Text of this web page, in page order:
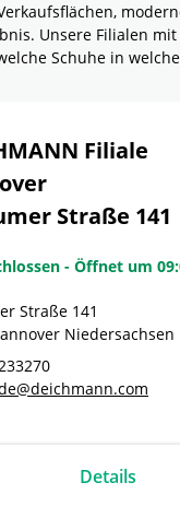
Unsere Filialen
Schuhe in
Filiale
Straße 141
- Öffnet um
Straße 141
Niedersachsen
Details